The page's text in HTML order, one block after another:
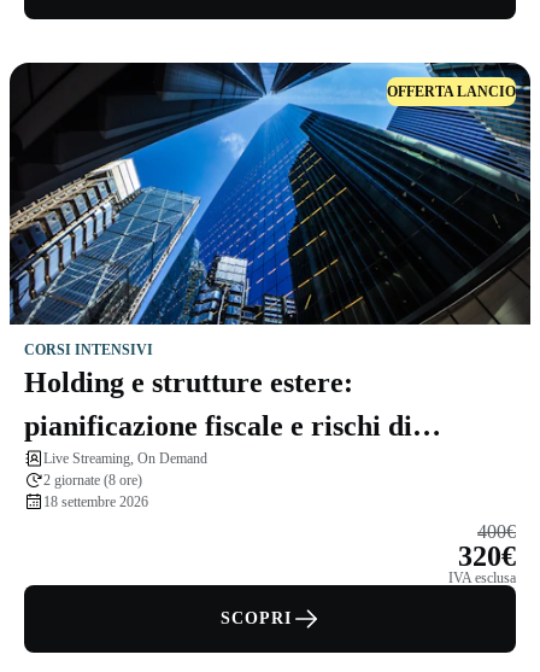
OFFERTA LANCIO
CORSI INTENSIVI
Holding e strutture estere:
pianificazione fiscale e rischi di
esterovestizione
Live Streaming, On Demand
2 giornate (8 ore)
18 settembre 2026
400€
320€
IVA esclusa
SCOPRI